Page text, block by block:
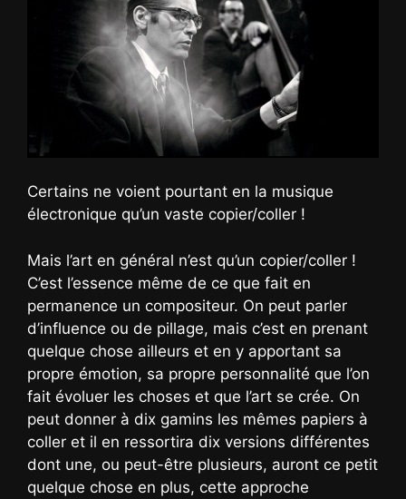
Certains ne voient pourtant en la musique
électronique qu’un vaste copier/coller !
Mais l’art en général n’est qu’un copier/coller !
C’est l’essence même de ce que fait en
permanence un compositeur. On peut parler
d’influence ou de pillage, mais c’est en prenant
quelque chose ailleurs et en y apportant sa
propre émotion, sa propre personnalité que l’on
fait évoluer les choses et que l’art se crée. On
peut donner à dix gamins les mêmes papiers à
coller et il en ressortira dix versions différentes
dont une, ou peut-être plusieurs, auront ce petit
quelque chose en plus, cette approche